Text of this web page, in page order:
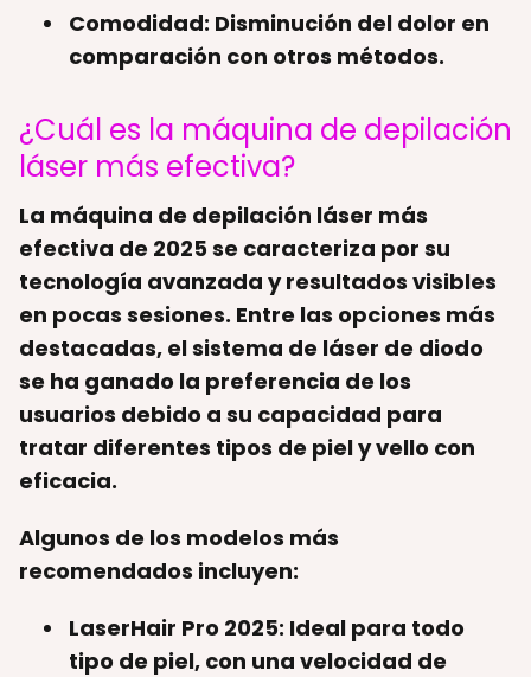
Comodidad: Disminución del dolor en
comparación con otros métodos.
¿Cuál es la máquina de depilación
láser más efectiva?
La máquina de depilación láser más
efectiva de 2025 se caracteriza por su
tecnología avanzada y resultados visibles
en pocas sesiones. Entre las opciones más
destacadas, el sistema de láser de diodo
se ha ganado la preferencia de los
usuarios debido a su capacidad para
tratar diferentes tipos de piel y vello con
eficacia.
Algunos de los modelos más
recomendados incluyen:
LaserHair Pro 2025: Ideal para todo
tipo de piel, con una velocidad de